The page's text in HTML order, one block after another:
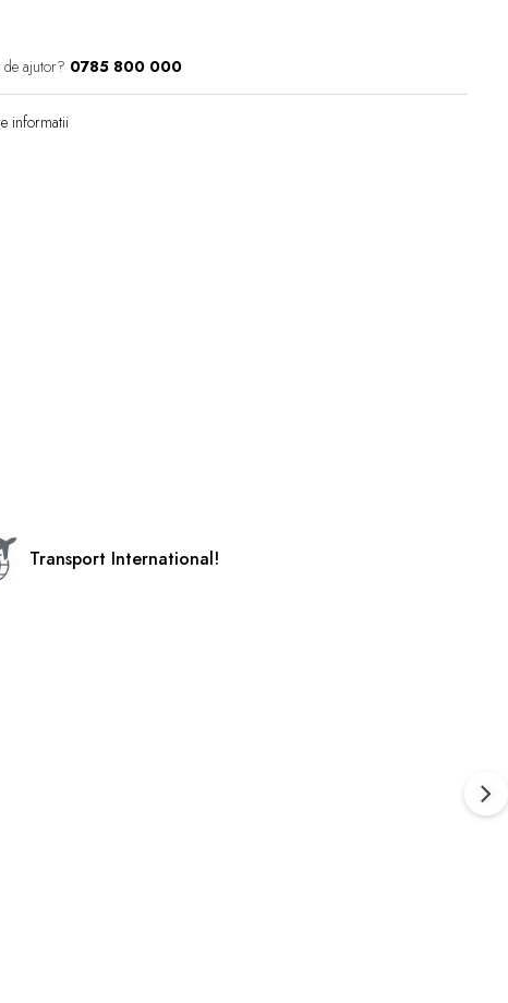
ajutor? 0785 800 000
informatii
Transport International!